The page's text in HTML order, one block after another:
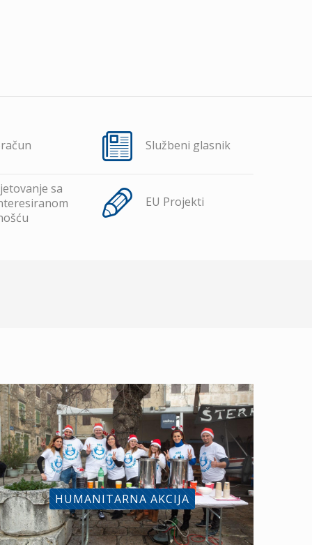
Službeni glasnik
sa
EU Projekti
HUMANITARNA AKCIJA